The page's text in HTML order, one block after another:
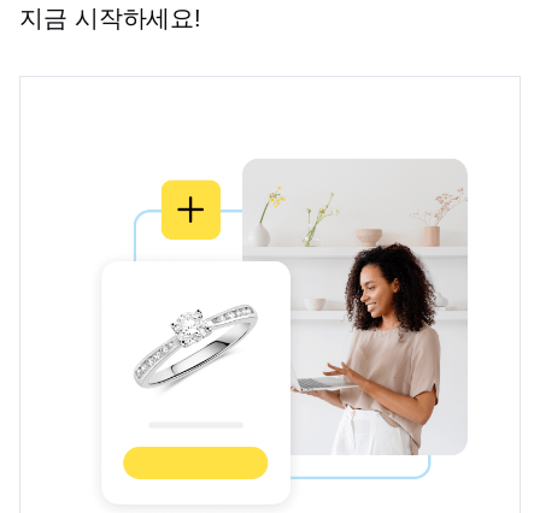
지금 시작하세요!